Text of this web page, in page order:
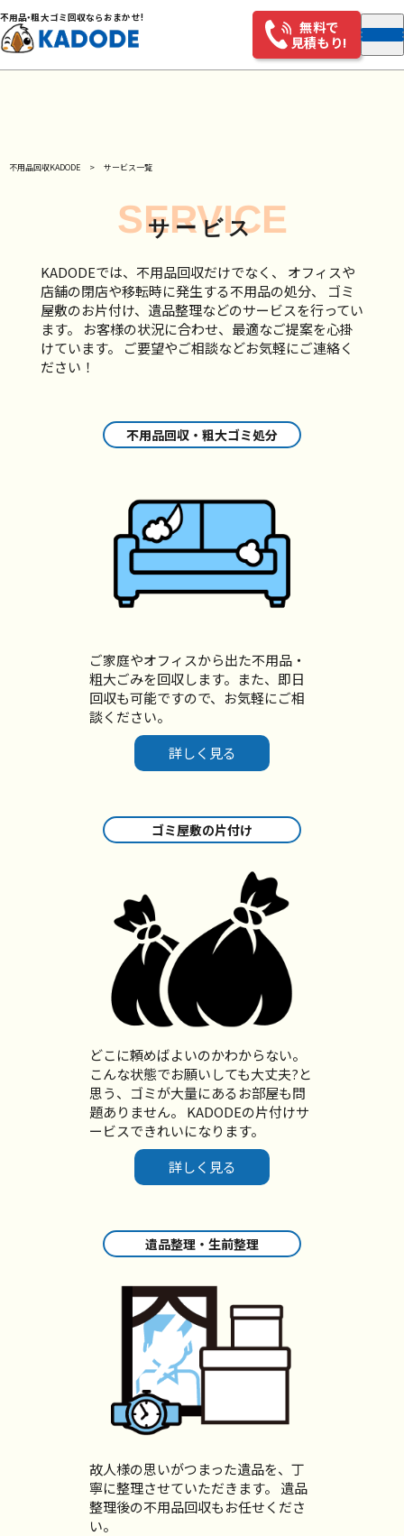
不用品・粗大ゴミ回収ならおまかせ!
無料で
見積もり!
不用品回収KADODE サービス一覧
SERVICE
サービス
KADODEでは、不用品回収だけでなく、 オフィスや
店舗の閉店や移転時に発生する不用品の処分、 ゴミ
屋敷のお片付け、遺品整理などのサービスを行ってい
ます。 お客様の状況に合わせ、最適なご提案を心掛
けています。 ご要望やご相談などお気軽にご連絡く
ださい！
不用品回収・粗大ゴミ処分
ご家庭やオフィスから出た不用品・
粗大ごみを回収します。また、即日
回収も可能ですので、お気軽にご相
談ください。
詳しく見る
ゴミ屋敷の片付け
どこに頼めばよいのかわからない。
こんな状態でお願いしても大丈夫?と
思う、ゴミが大量にあるお部屋も問
題ありません。 KADODEの片付けサ
ービスできれいになります。
詳しく見る
遺品整理・生前整理
故人様の思いがつまった遺品を、丁
寧に整理させていただきます。 遺品
整理後の不用品回収もお任せくださ
い。